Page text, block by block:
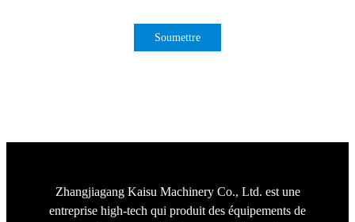
Soumettre
Zhangjiagang Kaisu Machinery Co., Ltd. est une
entreprise high-tech qui produit des équipements de